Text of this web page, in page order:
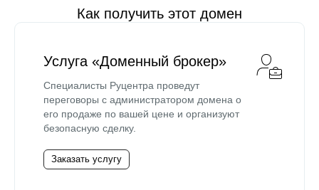
Как получить этот домен
Услуга «Доменный брокер»
Специалисты Руцентра проведут
переговоры с администратором домена о
его продаже по вашей цене и организуют
безопасную сделку.
Заказать услугу